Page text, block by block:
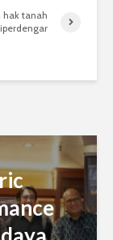
hak tanah